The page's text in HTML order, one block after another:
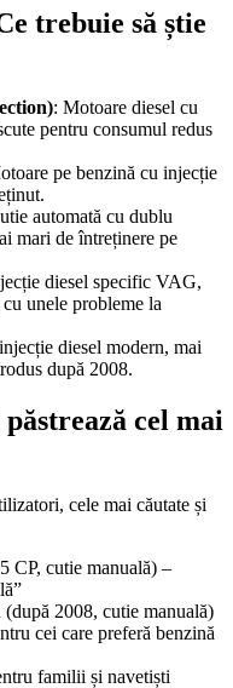
trebuie să știe
: Motoare diesel cu
pentru consumul redus
pe benzină cu injecție
automată cu dublu
mari de întreținere pe
diesel specific VAG,
unele probleme la
diesel modern, mai
după 2008.
cel mai
cele mai căutate și
CP, cutie manuală) –
2008, cutie manuală)
cei care preferă benzină
familii și navetiști